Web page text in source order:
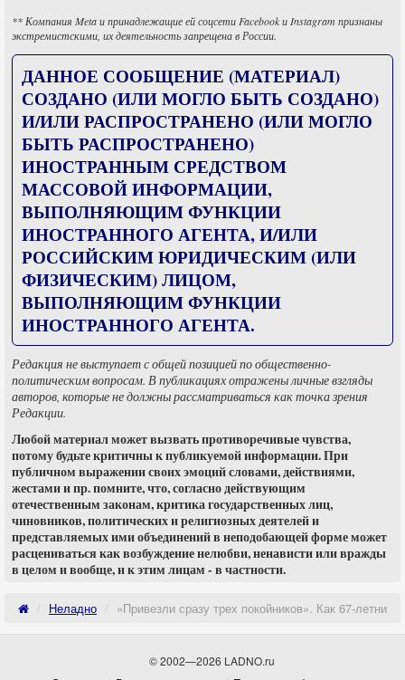
** Компания Meta и принадлежащие ей соцсети Facebook и Instagram признаны
экстремистскими, их деятельность запрещена в России.
ДАННОЕ СООБЩЕНИЕ (МАТЕРИАЛ)
СОЗДАНО (ИЛИ МОГЛО БЫТЬ СОЗДАНО)
И/ИЛИ РАСПРОСТРАНЕНО (ИЛИ МОГЛО
БЫТЬ РАСПРОСТРАНЕНО)
ИНОСТРАННЫМ СРЕДСТВОМ
МАССОВОЙ ИНФОРМАЦИИ,
ВЫПОЛНЯЮЩИМ ФУНКЦИИ
ИНОСТРАННОГО АГЕНТА, И/ИЛИ
РОССИЙСКИМ ЮРИДИЧЕСКИМ (ИЛИ
ФИЗИЧЕСКИМ) ЛИЦОМ,
ВЫПОЛНЯЮЩИМ ФУНКЦИИ
ИНОСТРАННОГО АГЕНТА.
Редакция не выступает с общей позицией по общественно-
политическим вопросам. В публикациях отражены личные взгляды
авторов, которые не должны рассматриваться как точка зрения
Редакции.
Любой материал может вызвать противоречивые чувства,
потому будьте критичны к публикуемой информации. При
публичном выражении своих эмоций словами, действиями,
жестами и пр. помните, что, согласно действующим
отечественным законам, критика государственных лиц,
чиновников, политических и религиозных деятелей и
представляемых ими объединений в неподобающей форме может
расцениваться как возбуждение нелюбви, ненависти или вражды
в целом и вообще, и к этим лицам - в частности.
Неладно «Привезли сразу трех покойников». Как 67-летний
© 2002—2026 LADNO.ru